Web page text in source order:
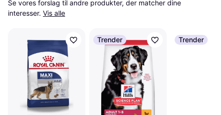
Se vores forslag til andre produkter, der matcher dine
interesser. Vis alle
Trender Trender